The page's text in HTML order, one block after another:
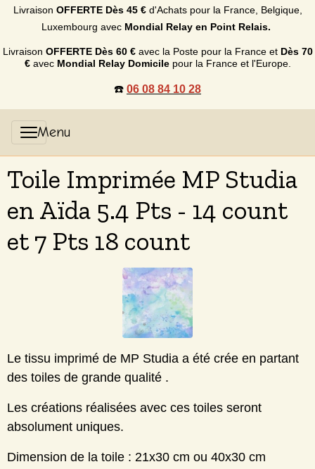
Livraison OFFERTE Dès 45 €d'Achats pour la France, Belgique,
Luxembourg avec Mondial Relay en Point Relais.
Livraison OFFERTE Dès 60 €avec la Poste pour la France et Dès 70
€avec Mondial Relay Domicilepour la France et l'Europe.
☎️ 06 08 84 10 28
Toile Imprimée MP Studia
en Aïda 5.4 Pts - 14 count
et 7 Pts 18 count
Le tissu imprimé de MP Studia a été crée en partant
des toiles de grande qualité .
Les créations réalisées avec ces toiles seront
absolument uniques.
Dimension de la toile : 21x30 cm ou 40x30 cm